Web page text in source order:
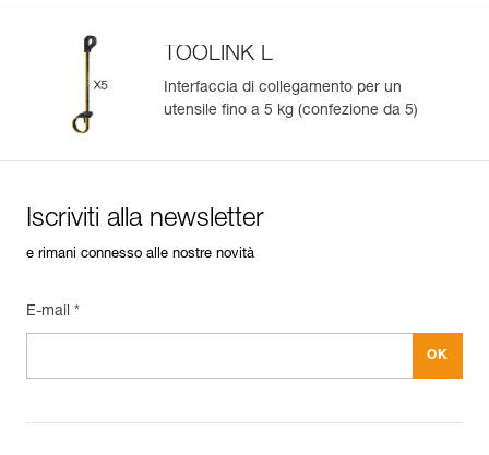
TOOLINK L
Interfaccia di collegamento per un
utensile fino a 5 kg (confezione da 5)
Iscriviti alla newsletter
e rimani connesso alle nostre novità
E-mail *